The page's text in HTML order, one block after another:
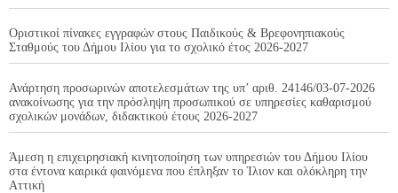
Οριστικοί πίνακες εγγραφών στους Παιδικούς & Βρεφονηπιακούς
Σταθμούς του Δήμου Ιλίου για το σχολικό έτος 2026-2027
Ανάρτηση προσωρινών αποτελεσμάτων της υπ’ αριθ. 24146/03-07-2026
ανακοίνωσης για την πρόσληψη προσωπικού σε υπηρεσίες καθαρισμού
σχολικών μονάδων, διδακτικού έτους 2026-2027
Άμεση η επιχειρησιακή κινητοποίηση των υπηρεσιών του Δήμου Ιλίου
στα έντονα καιρικά φαινόμενα που έπληξαν το Ίλιον και ολόκληρη την
Αττική